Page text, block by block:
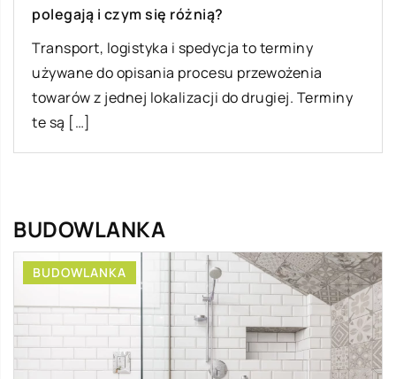
polegają i czym się różnią?
Transport, logistyka i spedycja to terminy
używane do opisania procesu przewożenia
towarów z jednej lokalizacji do drugiej. Terminy
te są […]
BUDOWLANKA
BUDOWLANKA